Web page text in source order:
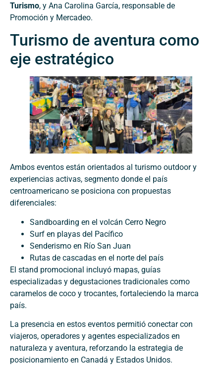
Turismo, y Ana Carolina García, responsable de
Promoción y Mercadeo.
Turismo de aventura como
eje estratégico
Ambos eventos están orientados al turismo outdoor y
experiencias activas, segmento donde el país
centroamericano se posiciona con propuestas
diferenciales:
Sandboarding en el volcán Cerro Negro
Surf en playas del Pacífico
Senderismo en Río San Juan
Rutas de cascadas en el norte del país
El stand promocional incluyó mapas, guías
especializadas y degustaciones tradicionales como
caramelos de coco y trocantes, fortaleciendo la marca
país.
La presencia en estos eventos permitió conectar con
viajeros, operadores y agentes especializados en
naturaleza y aventura, reforzando la estrategia de
posicionamiento en Canadá y Estados Unidos.